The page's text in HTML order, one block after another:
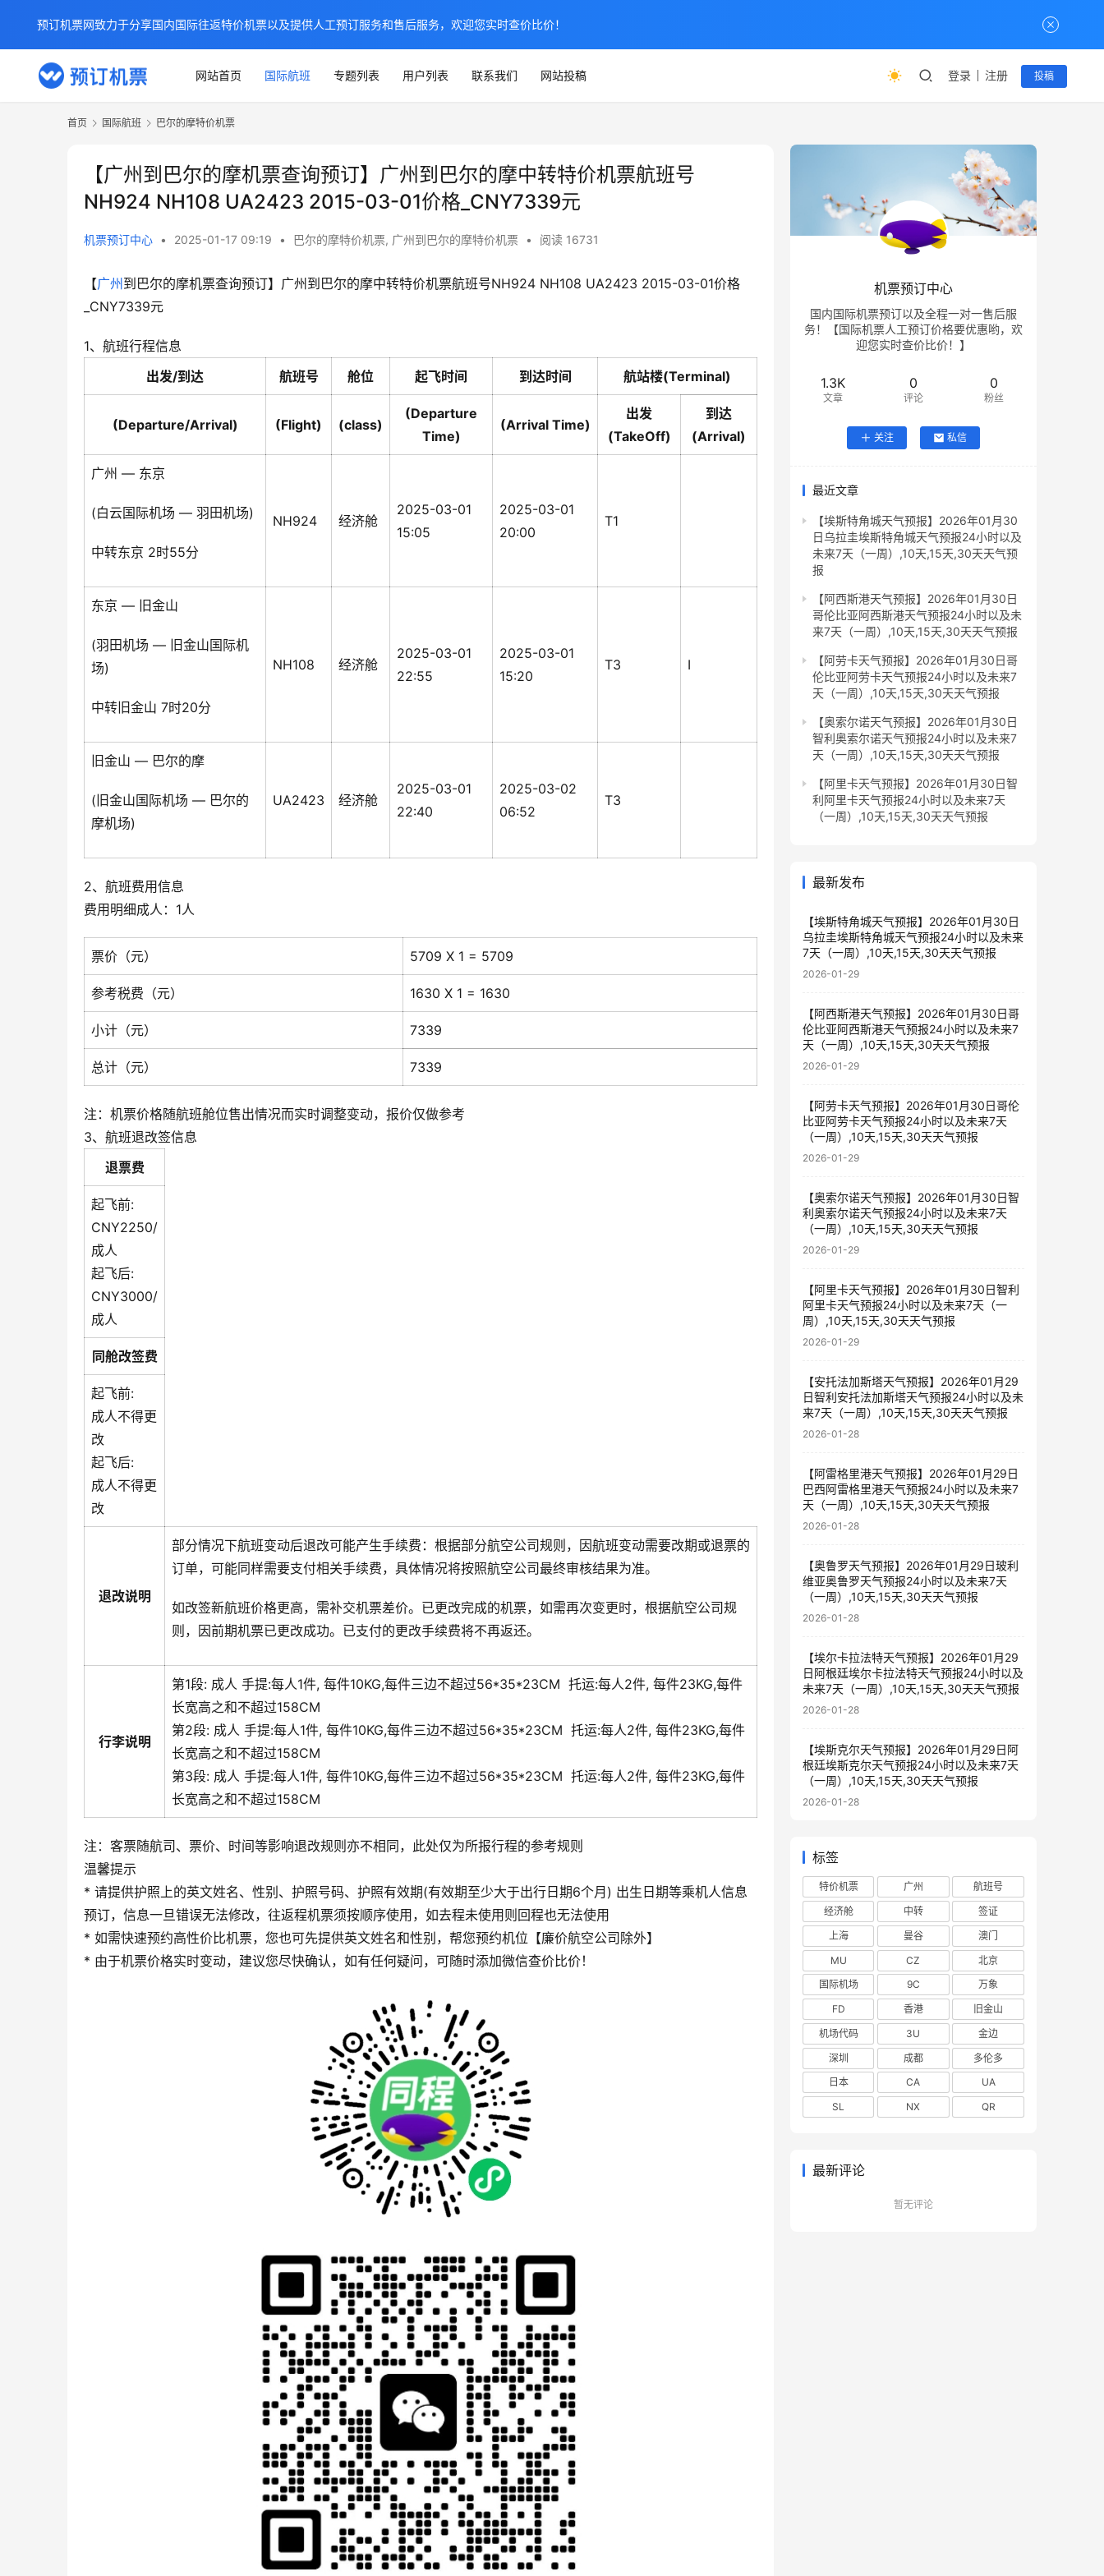
网站首页 国际航班 专题列表 用户列表 联系我们 网站投稿 登录 注册 投稿
首页 国际航班 巴尔的摩特价机票
【广州到巴尔的摩机票查询预订】广州到巴尔的摩中转特价机票航班号
NH924 NH108 UA2423 2015-03-01价格_CNY7339元
机票预订中心 • 2025-01-17 09:19 • 巴尔的摩特价机票, 广州到巴尔的摩特价机票 • 阅读 16731
【广州 到巴尔的摩机票查询预订】广州到巴尔的摩中转特价机票航班号NH924 NH108 UA2423 2015-03-01价格
_CNY7339元
1、航班行程信息
出发/到达
航班号 舱位 起飞时间 到达时间 航站楼(Terminal)
(Departure/Arrival) (Flight) (class)
(Departure
Time)
(Arrival Time)
出发
(TakeOff)
到达
(Arrival)
广州 — 东京
(白云国际机场 — 羽田机场)
中转东京 2时55分
NH924 经济舱
2025-03-01
15:05
2025-03-01
20:00
T1
东京 — 旧金山
(羽田机场 — 旧金山国际机
场)
中转旧金山 7时20分
NH108 经济舱
2025-03-01
22:55
2025-03-01
15:20
T3 I
旧金山 — 巴尔的摩
(旧金山国际机场 — 巴尔的
摩机场)
UA2423 经济舱
2025-03-01
22:40
2025-03-02
06:52
T3
2、航班费用信息
费用明细成人：1人
票价（元） 5709 X 1 = 5709
参考税费（元） 1630 X 1 = 1630
小计（元） 7339
总计（元） 7339
注：机票价格随航班舱位售出情况而实时调整变动，报价仅做参考
3、航班退改签信息
退票费
起飞前:
CNY2250/
成人
起飞后:
CNY3000/
成人
同舱改签费
起飞前:
成人不得更
改
起飞后:
成人不得更
改
退改说明
部分情况下航班变动后退改可能产生手续费：根据部分航空公司规则，因航班变动需要改期或退票的
订单，可能同样需要支付相关手续费，具体情况将按照航空公司最终审核结果为准。
如改签新航班价格更高，需补交机票差价。已更改完成的机票，如需再次变更时，根据航空公司规
则，因前期机票已更改成功。已支付的更改手续费将不再返还。
行李说明
第1段: 成人 手提:每人1件, 每件10KG,每件三边不超过56*35*23CM 托运:每人2件, 每件23KG,每件
长宽高之和不超过158CM
第2段: 成人 手提:每人1件, 每件10KG,每件三边不超过56*35*23CM 托运:每人2件, 每件23KG,每件
长宽高之和不超过158CM
第3段: 成人 手提:每人1件, 每件10KG,每件三边不超过56*35*23CM 托运:每人2件, 每件23KG,每件
长宽高之和不超过158CM
注：客票随航司、票价、时间等影响退改规则亦不相同，此处仅为所报行程的参考规则
温馨提示
* 请提供护照上的英文姓名、性别、护照号码、护照有效期(有效期至少大于出行日期6个月) 出生日期等乘机人信息
预订，信息一旦错误无法修改，往返程机票须按顺序使用，如去程未使用则回程也无法使用
* 如需快速预约高性价比机票，您也可先提供英文姓名和性别，帮您预约机位【廉价航空公司除外】
* 由于机票价格实时变动，建议您尽快确认，如有任何疑问，可随时添加微信查价比价！
机票预订中心
国内国际机票预订以及全程一对一售后服
务！【国际机票人工预订价格要优惠哟，欢
迎您实时查价比价！】
1.3K
文章
0
评论
0
粉丝
关注 私信
最近文章
【埃斯特角城天气预报】2026年01月30
日乌拉圭埃斯特角城天气预报24小时以及
未来7天（一周）,10天,15天,30天天气预
报
【阿西斯港天气预报】2026年01月30日
哥伦比亚阿西斯港天气预报24小时以及未
来7天（一周）,10天,15天,30天天气预报
【阿劳卡天气预报】2026年01月30日哥
伦比亚阿劳卡天气预报24小时以及未来7
天（一周）,10天,15天,30天天气预报
【奥索尔诺天气预报】2026年01月30日
智利奥索尔诺天气预报24小时以及未来7
天（一周）,10天,15天,30天天气预报
【阿里卡天气预报】2026年01月30日智
利阿里卡天气预报24小时以及未来7天
（一周）,10天,15天,30天天气预报
最新发布
【埃斯特角城天气预报】2026年01月30日
乌拉圭埃斯特角城天气预报24小时以及未来
7天（一周）,10天,15天,30天天气预报
2026-01-29
【阿西斯港天气预报】2026年01月30日哥
伦比亚阿西斯港天气预报24小时以及未来7
天（一周）,10天,15天,30天天气预报
2026-01-29
【阿劳卡天气预报】2026年01月30日哥伦
比亚阿劳卡天气预报24小时以及未来7天
（一周）,10天,15天,30天天气预报
2026-01-29
【奥索尔诺天气预报】2026年01月30日智
利奥索尔诺天气预报24小时以及未来7天
（一周）,10天,15天,30天天气预报
2026-01-29
【阿里卡天气预报】2026年01月30日智利
阿里卡天气预报24小时以及未来7天（一
周）,10天,15天,30天天气预报
2026-01-29
【安托法加斯塔天气预报】2026年01月29
日智利安托法加斯塔天气预报24小时以及未
来7天（一周）,10天,15天,30天天气预报
2026-01-28
【阿雷格里港天气预报】2026年01月29日
巴西阿雷格里港天气预报24小时以及未来7
天（一周）,10天,15天,30天天气预报
2026-01-28
【奥鲁罗天气预报】2026年01月29日玻利
维亚奥鲁罗天气预报24小时以及未来7天
（一周）,10天,15天,30天天气预报
2026-01-28
【埃尔卡拉法特天气预报】2026年01月29
日阿根廷埃尔卡拉法特天气预报24小时以及
未来7天（一周）,10天,15天,30天天气预报
2026-01-28
【埃斯克尔天气预报】2026年01月29日阿
根廷埃斯克尔天气预报24小时以及未来7天
（一周）,10天,15天,30天天气预报
2026-01-28
标签
特价机票 广州
航班号
经济舱
中转
签证
上海
曼谷
澳门
MU
CZ
北京
国际机场
9C
万象
FD
香港
旧金山
机场代码
3U
金边
深圳
成都
多伦多
日本
CA
UA
SL
NX QR
最新评论
暂无评论
预订机票网致力于分享国内国际往返特价机票以及提供人工预订服务和售后服务，欢迎您实时查价比价！